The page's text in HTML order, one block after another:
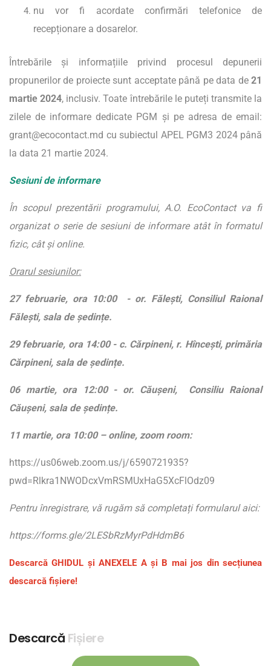
nu vor fi acordate confirmări telefonice de
recepționare a dosarelor.
Întrebările și informațiile privind procesul depunerii
propunerilor de proiecte sunt acceptate până pe data de 21
martie 2024, inclusiv. Toate întrebările le puteți transmite la
zilele de informare dedicate PGM și pe adresa de email:
grant@ecocontact.md cu subiectul APEL PGM3 2024 până
la data 21 martie 2024.
Sesiuni de informare
În scopul prezentării programului, A.O. EcoContact va fi
organizat o serie de sesiuni de informare atât în formatul
fizic, cât și online.
Orarul sesiunilor:
27 februarie, ora 10:00 - or. Fălești, Consiliul Raional
Fălești, sala de ședințe.
29 februarie, ora 14:00 - c. Cărpineni, r. Hîncești, primăria
Cărpineni, sala de ședințe.
06 martie, ora 12:00 - or. Căușeni, Consiliu Raional
Căușeni, sala de ședințe.
11 martie, ora 10:00 – online, zoom room:
https://us06web.zoom.us/j/6590721935?
pwd=Rlkra1NWODcxVmRSMUxHaG5XcFlOdz09
Pentru înregistrare, vă rugăm să completați formularul aici:
https://forms.gle/2LESbRzMyrPdHdmB6
Descarcă GHIDUL și ANEXELE A și B mai jos din secțiunea
descarcă fișiere!
Descarcă Fișiere